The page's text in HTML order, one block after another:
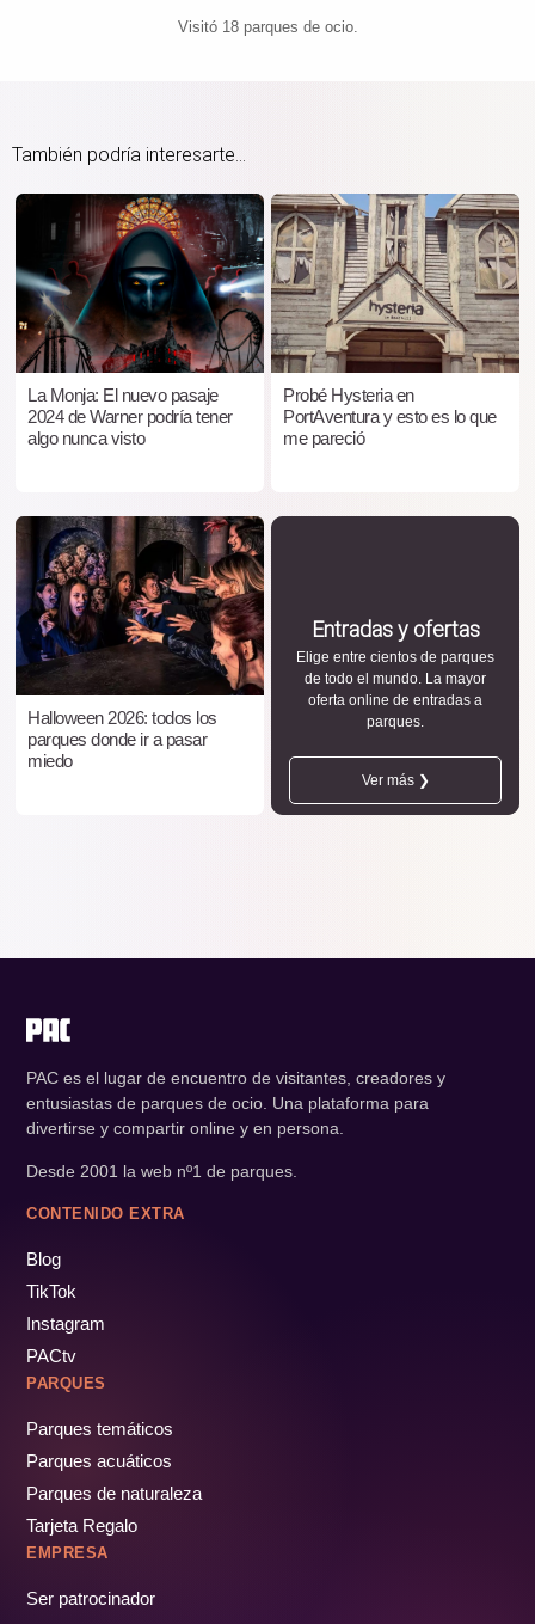
Visitó 18 parques de ocio.
También podría interesarte...
La Monja: El nuevo pasaje
2024 de Warner podría tener
algo nunca visto
Probé Hysteria en
PortAventura y esto es lo que
me pareció
Halloween 2026: todos los
parques donde ir a pasar
miedo
Entradas y ofertas
Elige entre cientos de parques
de todo el mundo. La mayor
oferta online de entradas a
parques.
Ver más ❯
PAC es el lugar de encuentro de visitantes, creadores y
entusiastas de parques de ocio. Una plataforma para
divertirse y compartir online y en persona.
Desde 2001 la web nº1 de parques.
CONTENIDO EXTRA
Blog
TikTok
Instagram
PACtv
PARQUES
Parques temáticos
Parques acuáticos
Parques de naturaleza
Tarjeta Regalo
EMPRESA
Ser patrocinador